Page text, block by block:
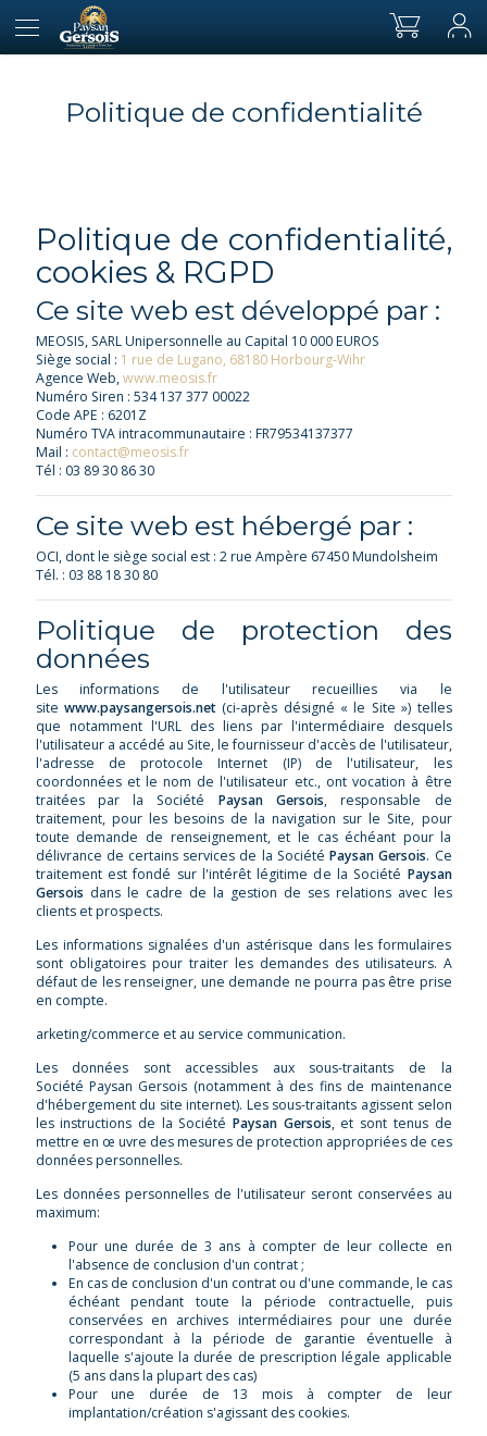
Politique de confidentialité
Politique de confidentialité,
cookies & RGPD
Ce site web est développé par :
MEOSIS, SARL Unipersonnelle au Capital 10 000 EUROS
Siège social : 1 rue de Lugano, 68180 Horbourg-Wihr
Agence Web,www.meosis.fr
Numéro Siren : 534 137 377 00022
Code APE : 6201Z
Numéro TVA intracommunautaire : FR79534137377
Mail : contact@meosis.fr
Tél : 03 89 30 86 30
Ce site web est hébergé par :
OCI, dont le siège social est : 2 rue Ampère 67450 Mundolsheim
Tél. : 03 88 18 30 80
Politique de protection des
données
Les informations de l'utilisateur recueillies via le
site www.paysangersois.net(ci-après désigné « le Site ») telles
que notamment l'URL des liens par l'intermédiaire desquels
l'utilisateur a accédé au Site, le fournisseur d'accès de l'utilisateur,
l'adresse de protocole Internet (IP) de l'utilisateur, les
coordonnées et le nom de l'utilisateur etc., ont vocation à être
traitées par la Société Paysan Gersois, responsable de
traitement, pour les besoins de la navigation sur le Site, pour
toute demande de renseignement, et le cas échéant pour la
délivrance de certains services de la SociétéPaysan Gersois. Ce
traitement est fondé sur l'intérêt légitime de la Société Paysan
Gersois dans le cadre de la gestion de ses relations avec les
clients et prospects.
Les informations signalées d'un astérisque dans les formulaires
sont obligatoires pour traiter les demandes des utilisateurs. A
défaut de les renseigner, une demande ne pourra pas être prise
en compte.
arketing/commerce et au service communication.
Les données sont accessibles aux sous-traitants de la
Société Paysan Gersois (notamment à des fins de maintenance
d'hébergement du site internet). Les sous-traitants agissent selon
les instructions de la Société Paysan Gersois, et sont tenus de
mettre en œ uvre des mesures de protection appropriées de ces
données personnelles.
Les données personnelles de l'utilisateur seront conservées au
maximum:
Pour une durée de 3 ans à compter de leur collecte en
l'absence de conclusion d'un contrat ;
En cas de conclusion d'un contrat ou d'une commande, le cas
échéant pendant toute la période contractuelle, puis
conservées en archives intermédiaires pour une durée
correspondant à la période de garantie éventuelle à
laquelle s'ajoute la durée de prescription légale applicable
(5 ans dans la plupart des cas)
Pour une durée de 13 mois à compter de leur
implantation/création s'agissant des cookies.